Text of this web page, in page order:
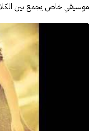
موسيقي خاص يجمع بين